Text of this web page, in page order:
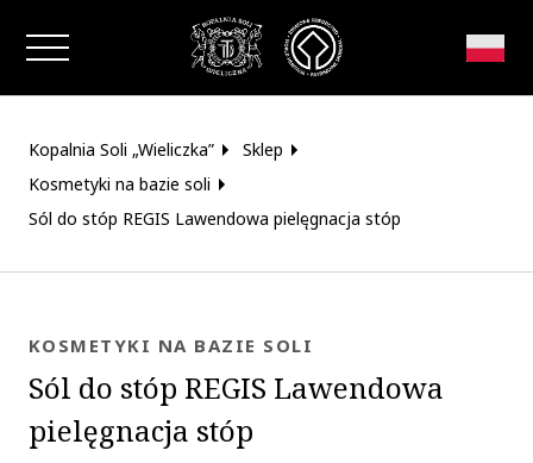
Zamknij okno
Kopalnia Soli „Wieliczka”
Sklep
Kosmetyki na bazie soli
Sól do stóp REGIS Lawendowa pielęgnacja stóp
KOSMETYKI NA BAZIE SOLI
Sól do stóp REGIS Lawendowa
pielęgnacja stóp